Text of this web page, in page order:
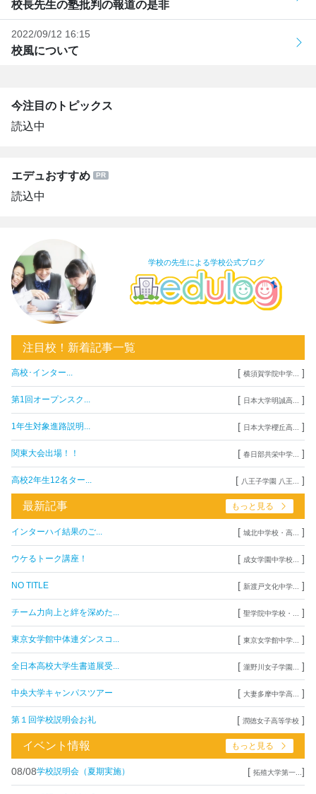
校長先生の塾批判の報道の是非
2022/09/12 16:15
校風について
今注目のトピックス
読込中
エデュおすすめ
読込中
学校の先生による学校公式ブログ
注目校！新着記事一覧
高校･インター... [ 横須賀学院中学... ]
第1回オープンスク... [ 日本大学明誠高... ]
1年生対象進路説明... [ 日本大学櫻丘高... ]
関東大会出場！！ [ 春日部共栄中学... ]
高校2年生12名ター... [ 八王子学園 八王... ]
最新記事 もっと見る
インターハイ結果のご... [ 城北中学校・高... ]
ウケるトーク講座！ [ 成女学園中学校... ]
NO TITLE [ 新渡戸文化中学... ]
チーム力向上と絆を深めた... [ 聖学院中学校・... ]
東京女学館中体連ダンスコ... [ 東京女学館中学... ]
全日本高校大学生書道展受... [ 瀧野川女子学園... ]
中央大学キャンパスツアー [ 大妻多摩中学高... ]
第１回学校説明会お礼 [ 潤徳女子高等学校 ]
イベント情報 もっと見る
08/08学校説明会（夏期実施） [ 拓殖大学第一... ]